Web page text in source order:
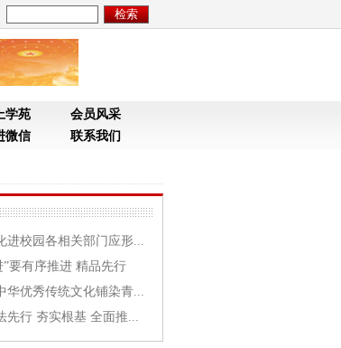
学苑
会员风采
微信 联系我们
进校园各相关部门应形...
”要有序推进 精品先行
华优秀传统文化铺染青...
先行 夯实根基 全面推...